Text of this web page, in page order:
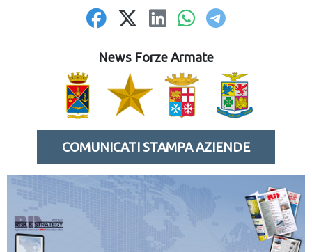
News Forze Armate
COMUNICATI STAMPA AZIENDE